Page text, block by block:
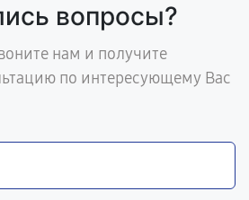
вопросы?
нам и получите
по интересующему Вас